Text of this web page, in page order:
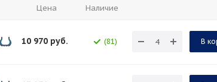
Цена Наличие
10 970 руб. (81) В